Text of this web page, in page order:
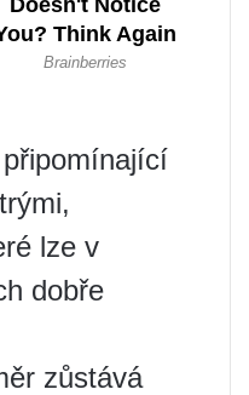
lze v
dobře
zůstává